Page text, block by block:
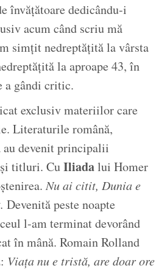
învățătoare dedicându-i
acum când scriu mă
simțit nedreptățită la vârsta
la aproape 43, în
a gândi critic.
exclusiv materiilor care
Literaturile română,
au devenit principalii
titluri. CuIliadalui Homer
Nu ai citit, Dunia e
Devenită peste noapte
l-am terminat devorând
în mână. Romain Rolland
Viața nu e tristă, are doar ore